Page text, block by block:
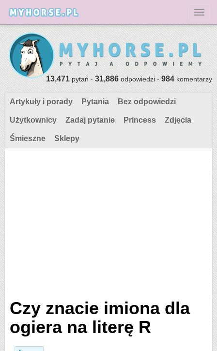
13,471pytań -31,886odpowiedzi -984komentarzy
Artykuły i porady Pytania Bez odpowiedzi
Użytkownicy Zadaj pytanie Princess Zdjęcia
Śmieszne Sklepy
Czy znacie imiona dla
ogiera na literę R